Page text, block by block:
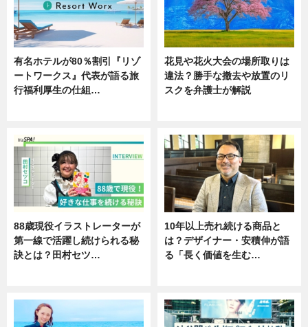
有名ホテルが80％割引『リゾ
ートワークス』代表が語る旅
行福利厚生の仕組…
花見や花火大会の場所取りは
違法？勝手な撤去や放置のリ
スクを弁護士が解説
88歳現役イラストレーターが
第一線で活躍し続けられる秘
訣とは？田村セツ…
10年以上売れ続ける商品と
は？デザイナー・安積伸が語
る「長く価値を生む…